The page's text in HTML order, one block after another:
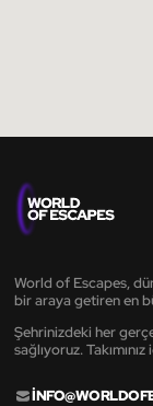
World of Escapes,
bir araya getiren en
Şehrinizdeki her
sağlıyoruz.